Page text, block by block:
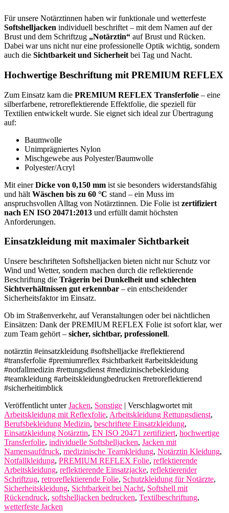
Für unsere Notärztinnen haben wir funktionale und wetterfeste
Softshelljacken individuell beschriftet – mit dem Namen auf der
Brust und dem Schriftzug „Notärztin“ auf Brust und Rücken.
Dabei war uns nicht nur eine professionelle Optik wichtig, sondern
auch die Sichtbarkeit und Sicherheit bei Tag und Nacht.
Hochwertige Beschriftung mit PREMIUM REFLEX
Zum Einsatz kam die PREMIUM REFLEX Transferfolie – eine
silberfarbene, retroreflektierende Effektfolie, die speziell für
Textilien entwickelt wurde. Sie eignet sich ideal zur Übertragung
auf:
Baumwolle
Unimprägniertes Nylon
Mischgewebe aus Polyester/Baumwolle
Polyester/Acryl
Mit einerDicke von 0,150 mm ist sie besonders widerstandsfähig
und hält Wäschen bis zu 60 °C stand – ein Muss im
anspruchsvollen Alltag von Notärztinnen. Die Folie ist zertifiziert
nach EN ISO 20471:2013 und erfüllt damit höchsten
Anforderungen.
Einsatzkleidung mit maximaler Sichtbarkeit
Unsere beschrifteten Softshelljacken bieten nicht nur Schutz vor
Wind und Wetter, sondern machen durch die reflektierende
Beschriftung die Trägerin bei Dunkelheit und schlechten
Sichtverhältnissen gut erkennbar – ein entscheidender
Sicherheitsfaktor im Einsatz.
Ob im Straßenverkehr, auf Veranstaltungen oder bei nächtlichen
Einsätzen: Dank der PREMIUM REFLEX Folie ist sofort klar, wer
zum Team gehört – sicher, sichtbar, professionell.
notärztin #einsatzkleidung #softshelljacke #reflektierend
#transferfolie #premiumreflex #sichtbarkeit #arbeitskleidung
#notfallmedizin #rettungsdienst #medizinischebekleidung
#teamkleidung #arbeitskleidungbedrucken #retroreflektierend
#sicherheitimblick
Veröffentlicht unter Jacken, Sonstige | Verschlagwortet mit
Arbeitskleidung mit Reflexfolie, Arbeitskleidung Rettungsdienst,
Berufsbekleidung Medizin, beschriftete Einsatzkleidung,
Einsatzkleidung Notärztin, EN ISO 20471 zertifiziert, hochwertige
Transferfolie, individuelle Softshelljacken, Jacken mit
Namensaufdruck, medizinische Teamkleidung, Notärztin Kleidung,
Notfallkleidung, PREMIUM REFLEX Folie, reflektierende
Arbeitskleidung, reflektierende Einsatzjacke, reflektierender
Schriftzug, retroreflektierende Folie, Schutzkleidung für Notärzte,
Sicherheitskleidung, Sichtbarkeit bei Nacht, Softshell mit
Rückendruck, softshelljacken bedrucken, Textilbeschriftung,
wetterfeste Jacken